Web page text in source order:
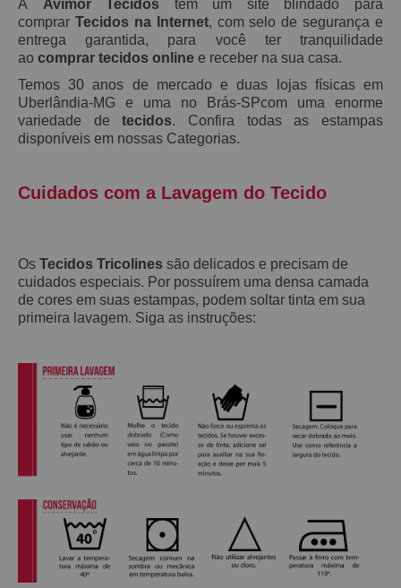
A Avimor Tecidos tem um site blindado para
comprar Tecidos na Internet, com selo de segurança e
entrega garantida, para você ter tranquilidade
ao comprar tecidos online e receber na sua casa.
Temos 30 anos de mercado e duas lojas físicas em
Uberlândia-MG e uma no Brás-SPcom uma enorme
variedade detecidos. Confira todas as estampas
disponíveis em nossas Categorias.
Cuidados com a Lavagem do Tecido
Os Tecidos Tricolines são delicados e precisam de
cuidados especiais. Por possuírem uma densa camada
de cores em suas estampas, podem soltar tinta em sua
primeira lavagem. Siga as instruções: